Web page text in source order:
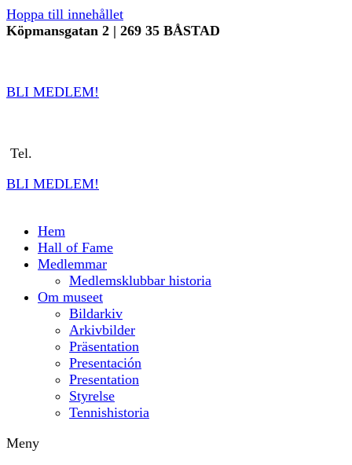
Hoppa till innehållet
Köpmansgatan 2 | 269 35 BÅSTAD
BLI MEDLEM!
Tel.
BLI MEDLEM!
Hem
Hall of Fame
Medlemmar
Medlemsklubbar historia
Om museet
Bildarkiv
Arkivbilder
Präsentation
Presentación
Presentation
Styrelse
Tennishistoria
Meny